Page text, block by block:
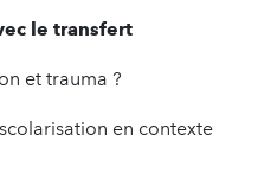
le transfert
et trauma ?
en contexte